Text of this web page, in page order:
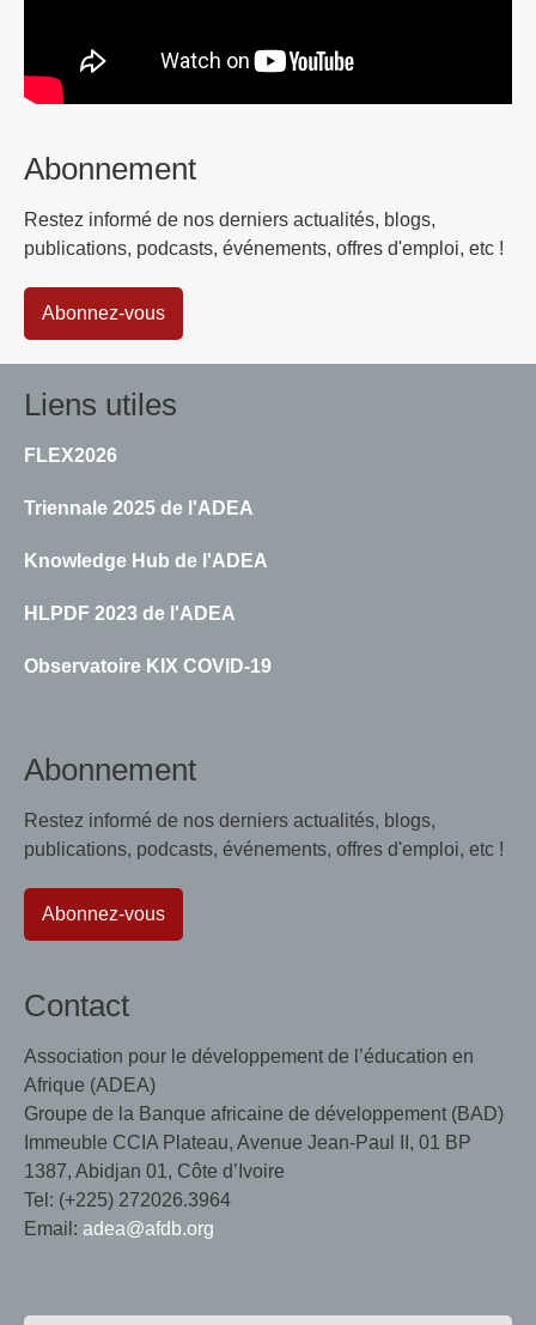
Abonnement
Restez informé de nos derniers actualités, blogs,
publications, podcasts, événements, offres d'emploi, etc !
Abonnez-vous
Liens utiles
FLEX2026
Triennale 2025 de l'ADEA
Knowledge Hub de l'ADEA
HLPDF 2023 de l'ADEA
Observatoire KIX COVID-19
Abonnement
Restez informé de nos derniers actualités, blogs,
publications, podcasts, événements, offres d'emploi, etc !
Abonnez-vous
Contact
Association pour le développement de l’éducation en
Afrique (ADEA)
Groupe de la Banque africaine de développement (BAD)
Immeuble CCIA Plateau, Avenue Jean-Paul II, 01 BP
1387, Abidjan 01, Côte d’Ivoire
Tel: (+225) 272026.3964
Email: adea@afdb.org